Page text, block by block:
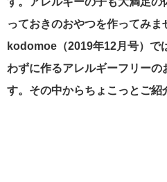
っておきのおやつを作ってみ
kodomoe（2019年12月号）で
わずに作るアレルギーフリーの
す。その中からちょこっとご紹